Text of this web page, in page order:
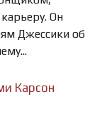
Он
Джессики об
Карсон